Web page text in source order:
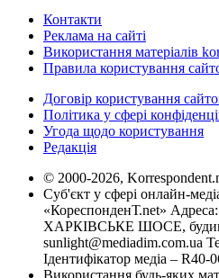
Контакти
Реклама на сайті
Використання матеріалів
Правила користування
Договір користування
Політика у сфері
Угода щодо користування
Редакція
© 2000-2026,
Суб'єкт у сфері онлайн-
«КореспонденТ.net»
ХАРКІВСЬКЕ ШОСЕ,
sunlight@mediadim.com.ua
Ідентифікатор медіа – R40-
Використання будь-яких